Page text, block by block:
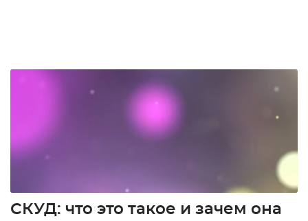
СКУД: что это такое и зачем она